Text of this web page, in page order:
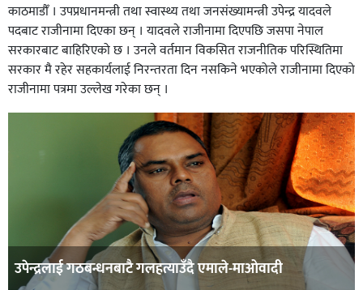
काठमाडौँ । उपप्रधानमन्त्री तथा स्वास्थ्य तथा जनसंख्यामन्त्री उपेन्द्र यादवले
पदबाट राजीनामा दिएका छन् । यादवले राजीनामा दिएपछि जसपा नेपाल
सरकारबाट बाहिरिएको छ । उनले वर्तमान विकसित राजनीतिक परिस्थितिमा
सरकार मै रहेर सहकार्यलाई निरन्तरता दिन नसकिने भएकोले राजीनामा दिएको
राजीनामा पत्रमा उल्लेख गरेका छन् ।
उपेन्द्रलाई गठबन्धनबाटै गलहत्याउँदै एमाले-माओवादी